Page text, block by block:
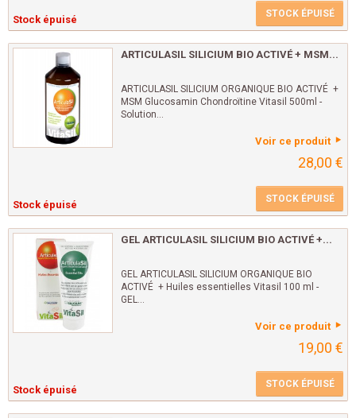
Stock épuisé STOCK ÉPUISÉ
ARTICULASIL SILICIUM BIO ACTIVÉ + MSM...
ARTICULASIL SILICIUM ORGANIQUE BIO ACTIVÉ +
MSM Glucosamin Chondroïtine Vitasil 500ml -
Solution...
Voir ce produit
28,00 €
Stock épuisé STOCK ÉPUISÉ
GEL ARTICULASIL SILICIUM BIO ACTIVÉ +...
GEL ARTICULASIL SILICIUM ORGANIQUE BIO
ACTIVÉ + Huiles essentielles Vitasil 100 ml -
GEL...
Voir ce produit
19,00 €
Stock épuisé STOCK ÉPUISÉ